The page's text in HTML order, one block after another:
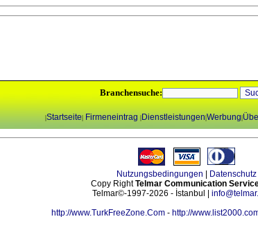
Branchensuche:
|Startseite| Firmeneintrag |Dienstleistungen|Werbung|
Nutzungsbedingungen
Datenschutz
Copy RightTelmar Communication
Telmar©-1997-2026 - İstanbul |
http://www.TurkFreeZone.Com - http://